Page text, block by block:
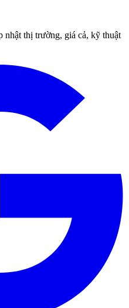
nhật thị trường, giá cả, kỹ thuật